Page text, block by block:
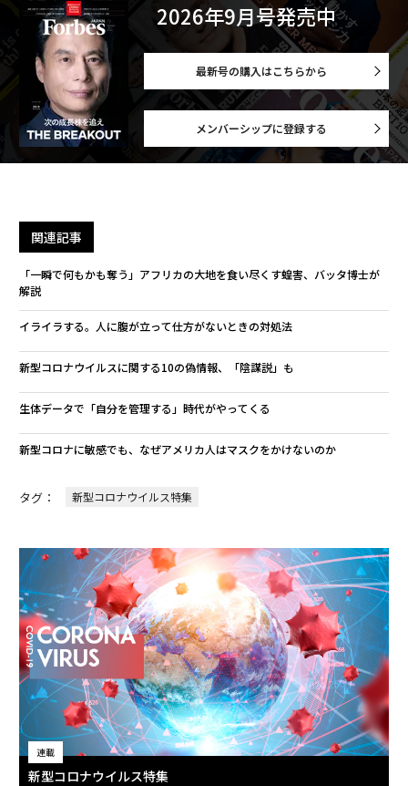
2026年9月号発売中
最新号の購入はこちらから
メンバーシップに登録する
関連記事
「一瞬で何もかも奪う」アフリカの大地を食い尽くす蝗害、バッタ博士が
解説
イライラする。人に腹が立って仕方がないときの対処法
新型コロナウイルスに関する10の偽情報、「陰謀説」も
生体データで「自分を管理する」時代がやってくる
新型コロナに敏感でも、なぜアメリカ人はマスクをかけないのか
タグ： 新型コロナウイルス特集
連載
新型コロナウイルス特集